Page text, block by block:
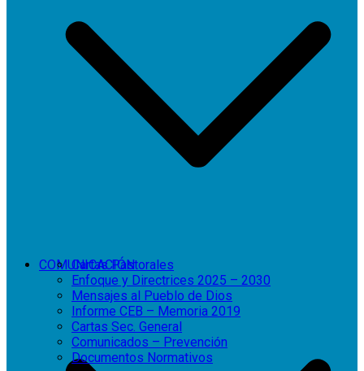
Cartas Pastorales
Enfoque y Directrices 2025 – 2030
Mensajes al Pueblo de Dios
Informe CEB – Memoria 2019
Cartas Sec. General
Comunicados – Prevención
Documentos Normativos
COMUNICACIÓN